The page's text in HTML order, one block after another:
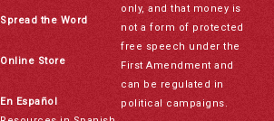
Spread the Word
Online Store
En Español
only, and that money is
not a form of protected
free speech under the
First Amendment and
can be regulated in
political campaigns.